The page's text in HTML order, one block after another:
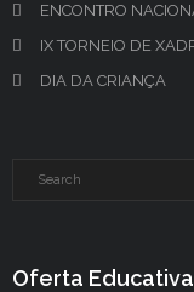
ENCONTRO
IX TORNEIO DE
DIA DA CRIANÇA
Oferta Educativa